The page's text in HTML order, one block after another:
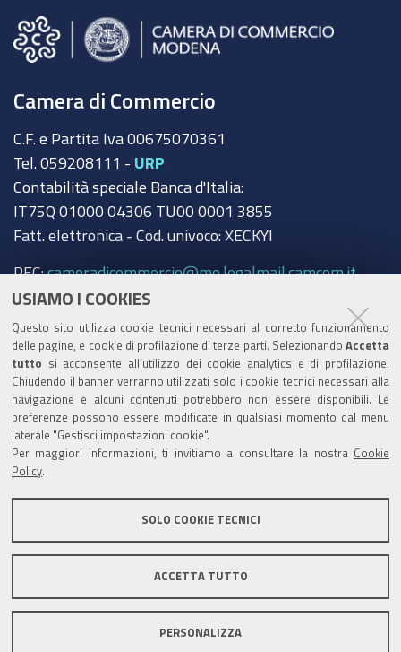
USIAMO I COOKIES
Questo sito utilizza cookie tecnici necessari al corretto funzionamento
delle pagine, e cookie di profilazione di terze parti. Selezionando Accetta
tutto si acconsente all’utilizzo dei cookie analytics e di profilazione.
Chiudendo il banner verranno utilizzati solo i cookie tecnici necessari alla
navigazione e alcuni contenuti potrebbero non essere disponibili. Le
preferenze possono essere modificate in qualsiasi momento dal menu
laterale "Gestisci impostazioni cookie".
Per maggiori informazioni, ti invitiamo a consultare la nostra Cookie
Policy
SOLO COOKIE TECNICI
ACCETTA TUTTO
PERSONALIZZA
Camera di Commercio
C.F. e Partita Iva 00675070361
Tel. 059208111 - URP
Contabilità speciale Banca d'Italia:
IT75Q 01000 04306 TU00 0001 3855
Fatt. elettronica - Cod. univoco: XECKYI
PEC:cameradicommercio@mo.legalmail.camcom.it
Trasparenza
Amministrazione trasparente
Albo Camerale
Pubblicità Legale
Area riservata Amministratori
Informativa generale
Informative privacy
Accessibilità
Note legali
Informativa estesa sui cookie
Social media policy